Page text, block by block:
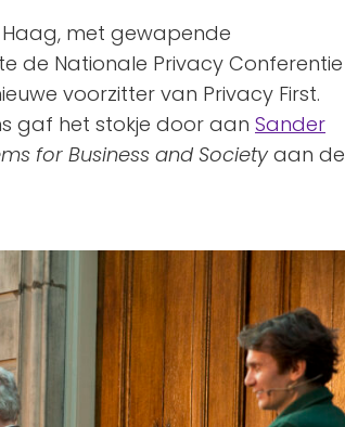
met gewapende
de Nationale Privacy Conferentie
voorzitter van Privacy First.
gaf het stokje door aan Sander
for Business and Societyaan de